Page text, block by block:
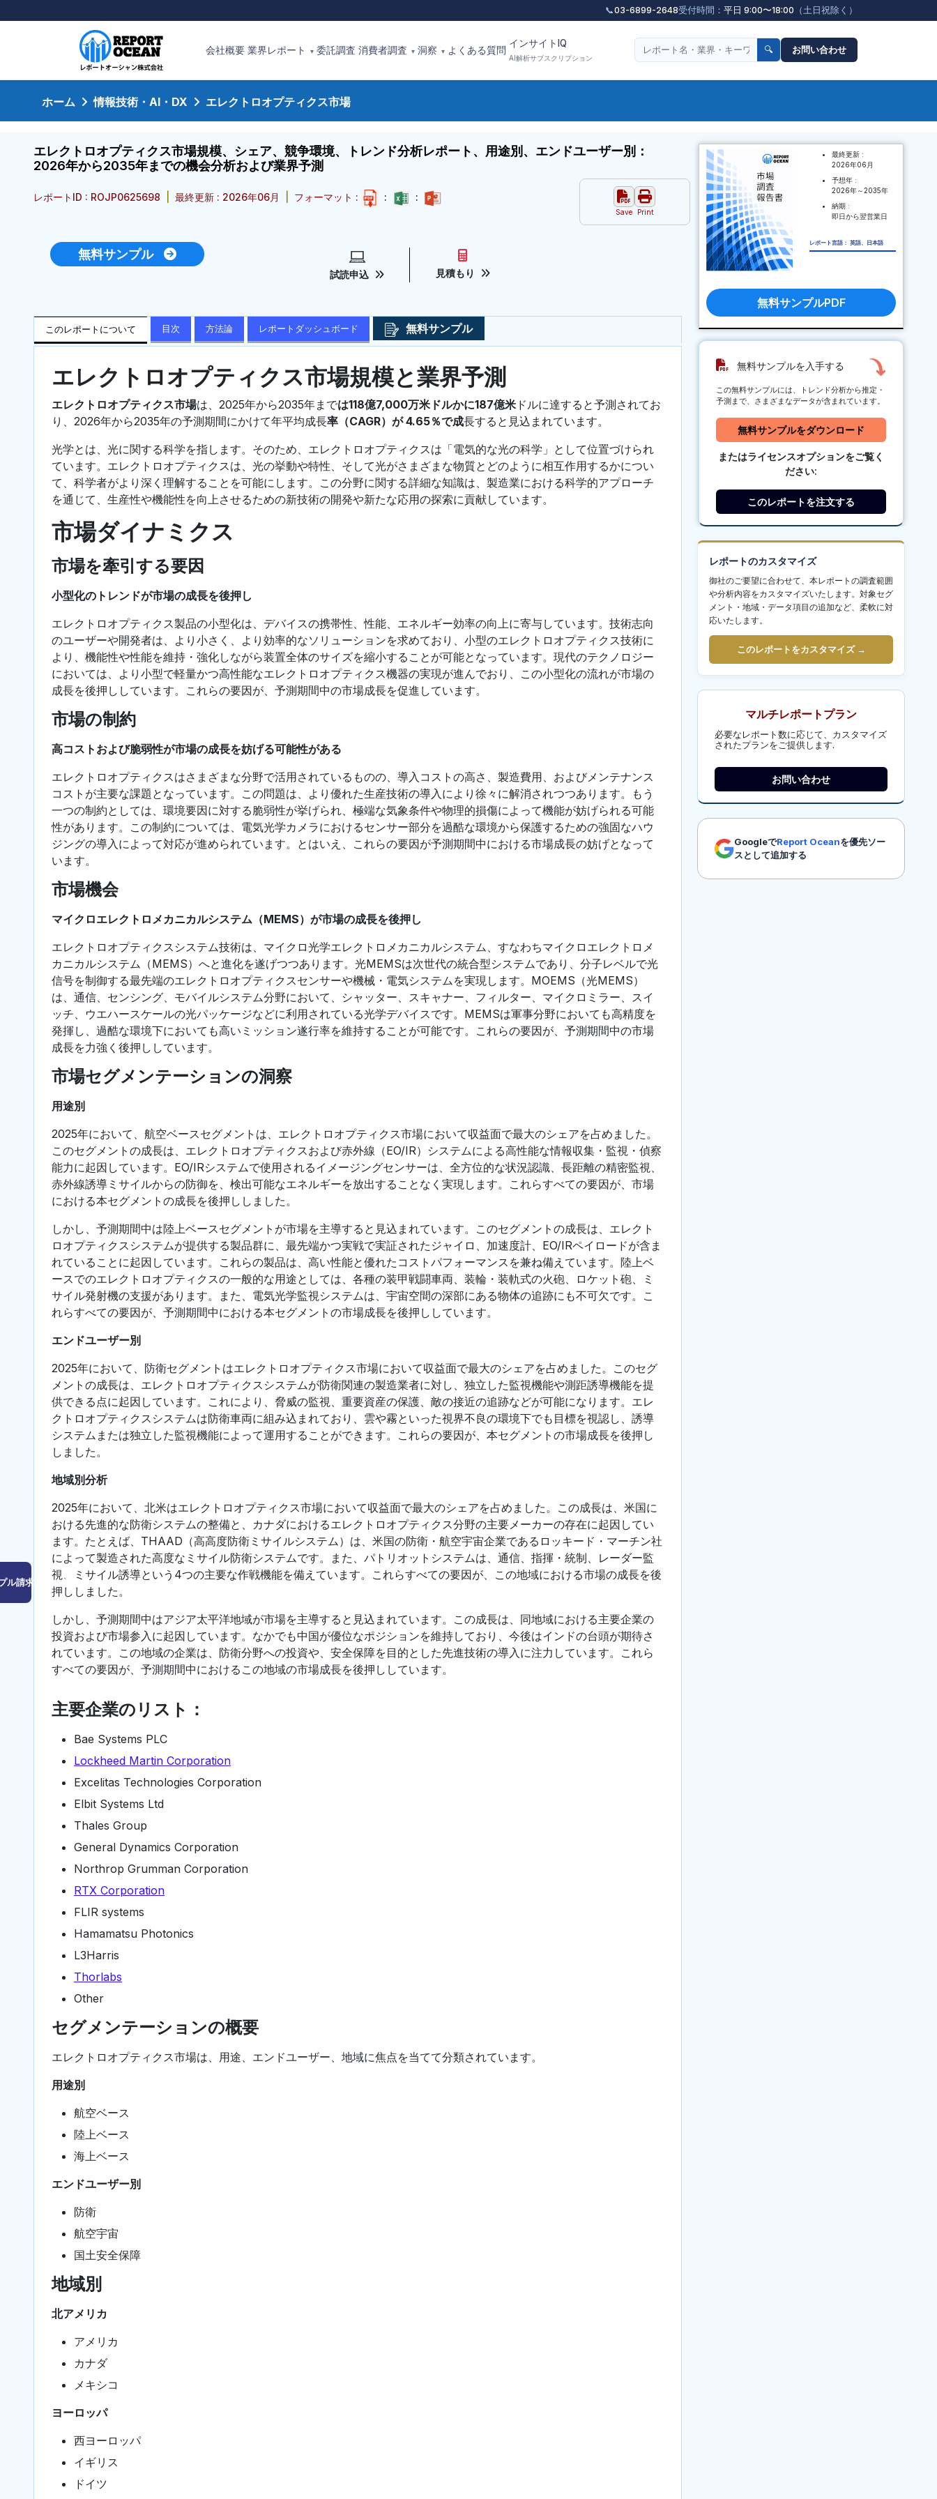
📞03-6899-2648受付時間： 平日 9:00〜18:00 （土日祝除く）
会社概要 業界レポート ▾ 委託調査 消費者調査 ▾ 洞察 ▾ よくある質問
インサイトIQ
AI解析サブスクリプション
🔍 お問い合わせ
ホーム 情報技術・AI・DX エレクトロオプティクス市場
ル請求はこちら
エレクトロオプティクス市場規模、シェア、競争環境、トレンド分析レポート、用途別、エンドユーザー別：
2026年から2035年までの機会分析および業界予測
レポートID : ROJP0625698 最終更新 : 2026年06月 フォーマット : : :
Save Print
無料サンプル
試読申込 見積もり
このレポートについて 目次 方法論 レポートダッシュボード 無料サンプル
エレクトロオプティクス市場規模と業界予測
エレクトロオプティクス市場は、2025年から2035年までは118億7,000万米ドルかに187億米 ドルに達すると予測されてお
り、2026年から2035年の予測期間にかけて年平均成長率（CAGR）が 4.65％で成長すると見込まれています。
光学とは、光に関する科学を指します。そのため、エレクトロオプティクスは「電気的な光の科学」として位置づけられ
ています。エレクトロオプティクスは、光の挙動や特性、そして光がさまざまな物質とどのように相互作用するかについ
て、科学者がより深く理解することを可能にします。この分野に関する詳細な知識は、製造業における科学的アプローチ
を通じて、生産性や機能性を向上させるための新技術の開発や新たな応用の探索に貢献しています。
市場ダイナミクス
市場を牽引する要因
小型化のトレンドが市場の成長を後押し
エレクトロオプティクス製品の小型化は、デバイスの携帯性、性能、エネルギー効率の向上に寄与しています。技術志向
のユーザーや開発者は、より小さく、より効率的なソリューションを求めており、小型のエレクトロオプティクス技術に
より、機能性や性能を維持・強化しながら装置全体のサイズを縮小することが可能となっています。現代のテクノロジー
においては、より小型で軽量かつ高性能なエレクトロオプティクス機器の実現が進んでおり、この小型化の流れが市場の
成長を後押ししています。これらの要因が、予測期間中の市場成長を促進しています。
市場の制約
高コストおよび脆弱性が市場の成長を妨げる可能性がある
エレクトロオプティクスはさまざまな分野で活用されているものの、導入コストの高さ、製造費用、およびメンテナンス
コストが主要な課題となっています。この問題は、より優れた生産技術の導入により徐々に解消されつつあります。もう
一つの制約としては、環境要因に対する脆弱性が挙げられ、極端な気象条件や物理的損傷によって機能が妨げられる可能
性があります。この制約については、電気光学カメラにおけるセンサー部分を過酷な環境から保護するための強固なハウ
ジングの導入によって対応が進められています。とはいえ、これらの要因が予測期間中における市場成長の妨げとなって
います。
市場機会
マイクロエレクトロメカニカルシステム（MEMS）が市場の成長を後押し
エレクトロオプティクスシステム技術は、マイクロ光学エレクトロメカニカルシステム、すなわちマイクロエレクトロメ
カニカルシステム（MEMS）へと進化を遂げつつあります。光MEMSは次世代の統合型システムであり、分子レベルで光
信号を制御する最先端のエレクトロオプティクスセンサーや機械・電気システムを実現します。MOEMS（光MEMS）
は、通信、センシング、モバイルシステム分野において、シャッター、スキャナー、フィルター、マイクロミラー、スイ
ッチ、ウエハースケールの光パッケージなどに利用されている光学デバイスです。MEMSは軍事分野においても高精度を
発揮し、過酷な環境下においても高いミッション遂行率を維持することが可能です。これらの要因が、予測期間中の市場
成長を力強く後押ししています。
市場セグメンテーションの洞察
用途別
2025年において、航空ベースセグメントは、エレクトロオプティクス市場において収益面で最大のシェアを占めました。
このセグメントの成長は、エレクトロオプティクスおよび赤外線（EO/IR）システムによる高性能な情報収集・監視・偵察
能力に起因しています。EO/IRシステムで使用されるイメージングセンサーは、全方位的な状況認識、長距離の精密監視、
赤外線誘導ミサイルからの防御を、検出可能なエネルギーを放出することなく実現します。これらすべての要因が、市場
における本セグメントの成長を後押ししました。
しかし、予測期間中は陸上ベースセグメントが市場を主導すると見込まれています。このセグメントの成長は、エレクト
ロオプティクスシステムが提供する製品群に、最先端かつ実戦で実証されたジャイロ、加速度計、EO/IRペイロードが含ま
れていることに起因しています。これらの製品は、高い性能と優れたコストパフォーマンスを兼ね備えています。陸上ベ
ースでのエレクトロオプティクスの一般的な用途としては、各種の装甲戦闘車両、装輪・装軌式の火砲、ロケット砲、ミ
サイル発射機の支援があります。また、電気光学監視システムは、宇宙空間の深部にある物体の追跡にも不可欠です。こ
れらすべての要因が、予測期間中における本セグメントの市場成長を後押ししています。
エンドユーザー別
2025年において、防衛セグメントはエレクトロオプティクス市場において収益面で最大のシェアを占めました。このセグ
メントの成長は、エレクトロオプティクスシステムが防衛関連の製造業者に対し、独立した監視機能や測距誘導機能を提
供できる点に起因しています。これにより、脅威の監視、重要資産の保護、敵の接近の追跡などが可能になります。エレ
クトロオプティクスシステムは防衛車両に組み込まれており、雲や霧といった視界不良の環境下でも目標を視認し、誘導
システムまたは独立した監視機能によって運用することができます。これらの要因が、本セグメントの市場成長を後押し
しました。
地域別分析
2025年において、北米はエレクトロオプティクス市場において収益面で最大のシェアを占めました。この成長は、米国に
おける先進的な防衛システムの整備と、カナダにおけるエレクトロオプティクス分野の主要メーカーの存在に起因してい
ます。たとえば、THAAD（高高度防衛ミサイルシステム）は、米国の防衛・航空宇宙企業であるロッキード・マーチン社
によって製造された高度なミサイル防衛システムです。また、パトリオットシステムは、通信、指揮・統制、レーダー監
視、ミサイル誘導という4つの主要な作戦機能を備えています。これらすべての要因が、この地域における市場の成長を後
押ししました。
しかし、予測期間中はアジア太平洋地域が市場を主導すると見込まれています。この成長は、同地域における主要企業の
投資および市場参入に起因しています。なかでも中国が優位なポジションを維持しており、今後はインドの台頭が期待さ
れています。この地域の企業は、防衛分野への投資や、安全保障を目的とした先進技術の導入に注力しています。これら
すべての要因が、予測期間中におけるこの地域の市場成長を後押ししています。
主要企業のリスト：
Bae Systems PLC
Lockheed Martin Corporation
Excelitas Technologies Corporation
Elbit Systems Ltd
Thales Group
General Dynamics Corporation
Northrop Grumman Corporation
RTX Corporation
FLIR systems
Hamamatsu Photonics
L3Harris
Thorlabs
Other
セグメンテーションの概要
エレクトロオプティクス市場は、用途、エンドユーザー、地域に焦点を当てて分類されています。
用途別
航空ベース
陸上ベース
海上ベース
エンドユーザー別
防衛
航空宇宙
国土安全保障
地域別
北アメリカ
アメリカ
カナダ
メキシコ
ヨーロッパ
西ヨーロッパ
イギリス
ドイツ
最終更新 :
2026年06月
予想年 :
2026年～2035年
納期 :
即日から翌営業日
レポート言語： 英語、日本語
無料サンプルPDF
無料サンプルを入手する
この無料サンプルには、トレンド分析から推定・
予測まで、さまざまなデータが含まれています。
無料サンプルをダウンロード
またはライセンスオプションをご覧く
ださい:
このレポートを注文する
レポートのカスタマイズ
御社のご要望に合わせて、本レポートの調査範囲
や分析内容をカスタマイズいたします。対象セグ
メント・地域・データ項目の追加など、柔軟に対
応いたします。
このレポートをカスタマイズ →
マルチレポートプラン
必要なレポート数に応じて、カスタマイズ
されたプランをご提供します.
お問い合わせ
GoogleでReport Oceanを優先ソー
スとして追加する